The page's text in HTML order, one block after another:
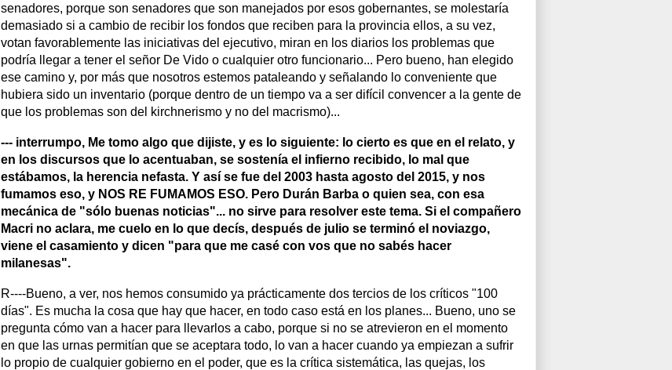
senadores, porque son senadores que son manejados por esos gobernantes, se molestaría
demasiado si a cambio de recibir los fondos que reciben para la provincia ellos, a su vez,
votan favorablemente las iniciativas del ejecutivo, miran en los diarios los problemas que
podría llegar a tener el señor De Vido o cualquier otro funcionario... Pero bueno, han elegido
ese camino y, por más que nosotros estemos pataleando y señalando lo conveniente que
hubiera sido un inventario (porque dentro de un tiempo va a ser difícil convencer a la gente de
que los problemas son del kirchnerismo y no del macrismo)...
--- interrumpo, Me tomo algo que dijiste, y es lo siguiente: lo cierto es que en el relato, y
en los discursos que lo acentuaban, se sostenía el infierno recibido, lo mal que
estábamos, la herencia nefasta. Y así se fue del 2003 hasta agosto del 2015, y nos
fumamos eso, y NOS RE FUMAMOS ESO. Pero Durán Barba o quien sea, con esa
mecánica de "sólo buenas noticias"... no sirve para resolver este tema. Si el compañero
Macri no aclara, me cuelo en lo que decís, después de julio se terminó el noviazgo,
viene el casamiento y dicen "para que me casé con vos que no sabés hacer
milanesas".
R----Bueno, a ver, nos hemos consumido ya prácticamente dos tercios de los críticos "100
días". Es mucha la cosa que hay que hacer, en todo caso está en los planes... Bueno, uno se
pregunta cómo van a hacer para llevarlos a cabo, porque si no se atrevieron en el momento
en que las urnas permitían que se aceptara todo, lo van a hacer cuando ya empiezan a sufrir
lo propio de cualquier gobierno en el poder, que es la crítica sistemática, las quejas, los